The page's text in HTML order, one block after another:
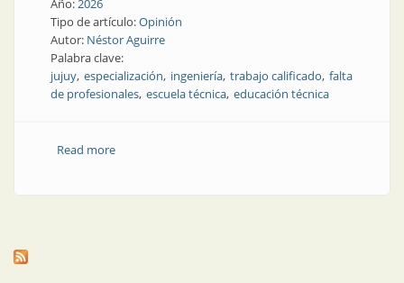
Año:2026
Tipo de artículo:Opinión
Autor: Néstor Aguirre
Palabra clave:
jujuy especialización ingeniería trabajo calificado falta
de profesionales escuela técnica educación técnica
Read moreabout El eslabón que falta en la transición energética